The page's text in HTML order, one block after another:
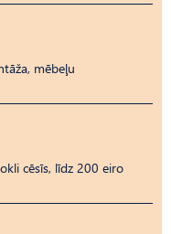
mēbeļu
cēsīs, līdz 200 eiro